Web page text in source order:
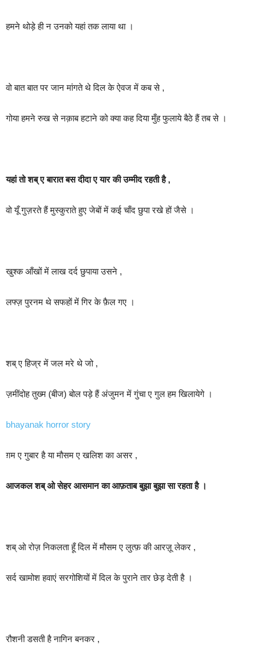
हमने थोड़े ही न उनको यहां तक लाया था ।
वो बात बात पर जान मांगते थे दिल के ऐवज में कब से ,
गोया हमने रुख से नक़ाब हटाने को क्या कह दिया मुँह फुलाये बैठे हैं तब से ।
यहां तो शब् ए बारात बस दीदा ए यार की उम्मीद रहती है ,
वो यूँ गुज़रते हैं मुस्कुराते हुए जेबों में कई चाँद छुपा रखे हों जैसे ।
खुश्क आँखों में लाख दर्द छुपाया उसने ,
लफ्ज़ पुरनम थे सफहों में गिर के फ़ैल गए ।
शब् ए हिज्र में जल मरे थे जो ,
ज़मींदोह तुख्म (बीज) बोल पड़े हैं अंजुमन में गुंचा ए गुल हम खिलायेगे ।
bhayanak horror story
ग़म ए गुबार है या मौसम ए खलिश का असर ,
आजकल शब् ओ सेहर आसमान का आफ़ताब बुझा बुझा सा रहता है ।
शब् ओ रोज़ निकलता हूँ दिल में मौसम ए लुत्फ़ की आरज़ू लेकर ,
सर्द खामोश हवाएं सरगोशियों में दिल के पुराने तार छेड़ देती है ।
रौशनी डसती है नागिन बनकर ,